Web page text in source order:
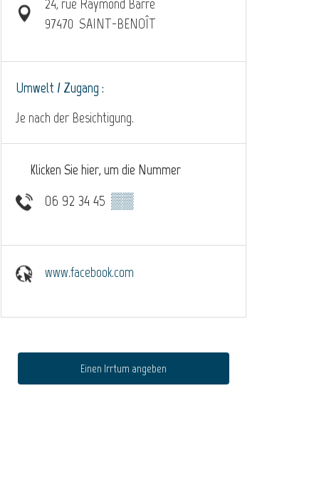
97470 SAINT-BENOÎT
Umwelt / Zugang :
Je nach der Besichtigung.
Klicken Sie hier, um die Nummer
06 92 34 45 ▒▒
www.facebook.com
Einen Irrtum angeben